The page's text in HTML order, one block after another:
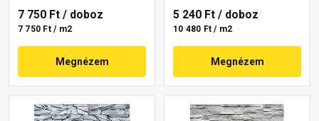
7 750 Ft / doboz
7 750 Ft / m2
Megnézem
5 240 Ft / doboz
10 480 Ft / m2
Megnézem